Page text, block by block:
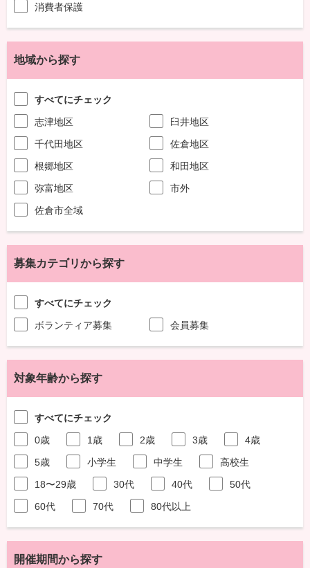
消費者保護
地域から探す
すべてにチェック
志津地区
臼井地区
千代田地区
佐倉地区
根郷地区
和田地区
弥富地区
市外
佐倉市全域
募集カテゴリから探す
すべてにチェック
ボランティア募集
会員募集
対象年齢から探す
すべてにチェック
0歳
1歳 2歳 3歳
4歳
5歳
小学生 中学生
高校生
18〜29歳
30代 40代
50代
60代
70代 80代以上
開催期間から探す